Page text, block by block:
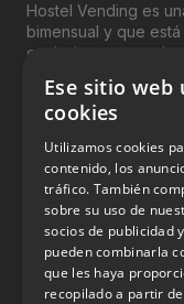
Hostel Vending es
bimensual y que
exclusivamente, a
del “Vending”;
genéricamente
productos y
INFORMACIÓN
Aviso Legal
Política de Privacidad
Política de Cookies
Ese sitio web
cookies
Utilizamos cookies
contenido, los
tráfico. También
sobre su uso de
socios de publicidad
pueden combinarla
que les haya
recopilado a partir